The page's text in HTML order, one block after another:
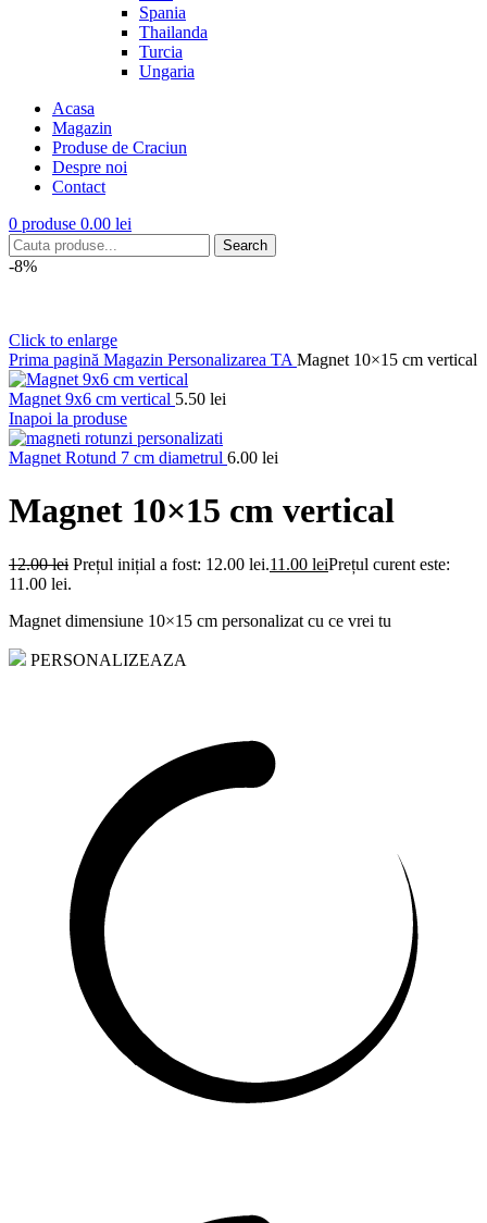
Spania
Thailanda
Turcia
Ungaria
Acasa
Magazin
Produse de Craciun
Despre noi
Contact
0 produse 0.00 lei
Search
-8%
Click to enlarge
Prima pagină Magazin Personalizarea TA Magnet 10×15 cm vertical
Magnet 9x6 cm vertical 5.50 lei
Inapoi la produse
Magnet Rotund 7 cm diametrul 6.00 lei
Magnet 10×15 cm vertical
12.00lei Prețul inițial a fost: 12.00 lei.11.00 leiPrețul curent este:
11.00 lei.
Magnet dimensiune 10×15 cm personalizat cu ce vrei tu
PERSONALIZEAZA